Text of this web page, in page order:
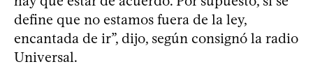
define que no estamos fuera de la ley,
encantada de ir”, dijo, según consignó la radio
Universal.